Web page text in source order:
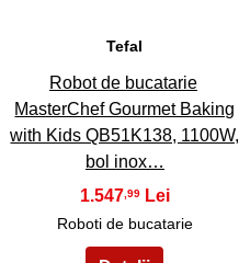
Tefal
Robot de bucatarie
MasterChef Gourmet Baking
with Kids QB51K138, 1100W,
bol inox…
1.547,99
Roboti de bucatarie